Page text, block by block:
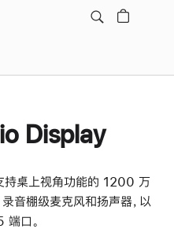
Display
持桌上视角功能的 1200 万
音棚级麦克风和扬声器，以
端口。